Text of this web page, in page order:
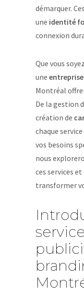
démarquer.
une identité
connexion
Que vous
une
Montréal
De la gestion
création de
chaque
vos besoins
nous
ces services
transformer